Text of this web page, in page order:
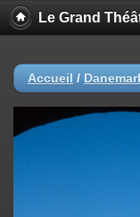
Le Grand
Accueil /